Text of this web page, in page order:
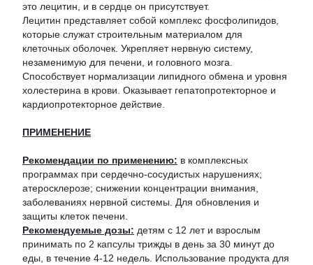
это лецитин, и в сердце он присутствует.
Лецитин представляет собой комплекс фосфолипидов,
которые служат строительным материалом для
клеточных оболочек. Укрепляет нервную систему,
незаменимую для печени, и головного мозга.
Способствует нормализации липидного обмена и уровня
холестерина в крови. Оказывает гепатопротекторное и
кардиопротекторное действие.
ПРИМЕНЕНИЕ
Рекомендации по применению: в комплексных
программах при сердечно-сосудистых нарушениях;
атеросклерозе; снижении концентрации внимания,
заболеваниях нервной системы. Для обновления и
защиты клеток печени.
Рекомендуемые дозы: детям с 12 лет и взрослым
принимать по 2 капсулы трижды в день за 30 минут до
еды, в течение 4-12 недель. Использование продукта для